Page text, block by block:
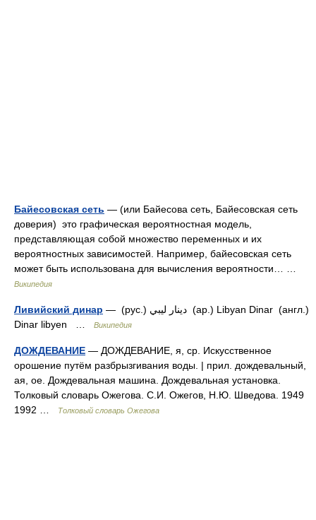
Байесовская сеть — (или Байесова сеть, Байесовская сеть
доверия) это графическая вероятностная модель,
представляющая собой множество переменных и их
вероятностных зависимостей. Например, байесовская сеть
может быть использована для вычисления вероятности… …
Википедия
Ливийский динар — (рус.) دينار ليبي (ар.) Libyan Dinar (англ.)
Dinar libyen …
Википедия
ДОЖДЕВАНИЕ — ДОЖДЕВАНИЕ, я, ср. Искусственное
орошение путём разбрызгивания воды. | прил. дождевальный,
ая, ое. Дождевальная машина. Дождевальная установка.
Толковый словарь Ожегова. С.И. Ожегов, Н.Ю. Шведова. 1949
1992 …
Толковый словарь Ожегова